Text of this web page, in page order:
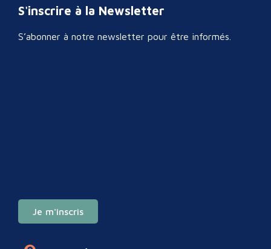
S'inscrire à la Newsletter
S’abonner à notre newsletter pour être informés.
Je m'inscris